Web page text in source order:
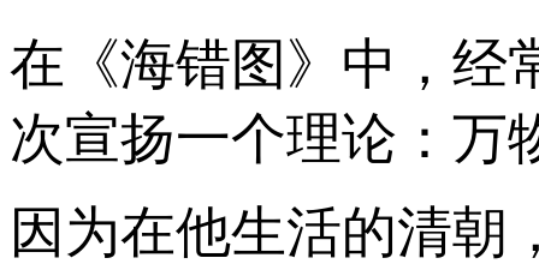
在《海错图》中，经
次宣扬一个理论：万
因为在他生活的清朝